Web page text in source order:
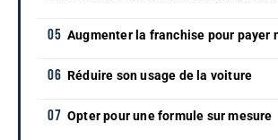
Augmenter la franchise pour payer
Réduire son usage de la voiture
Opter pour une formule sur mesure